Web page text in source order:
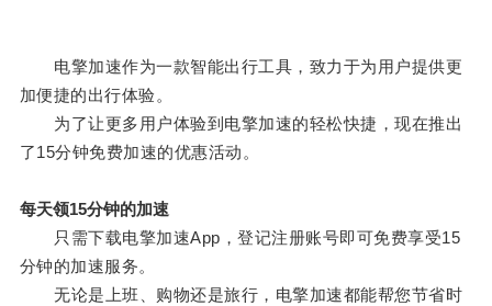
电擎加速作为一款智能出行工具，致力于为用户提供更
加便捷的出行体验。
为了让更多用户体验到电擎加速的轻松快捷，现在推出
了15分钟免费加速的优惠活动。
每天领15分钟的加速
只需下载电擎加速App，登记注册账号即可免费享受15
分钟的加速服务。
无论是上班、购物还是旅行，电擎加速都能帮您节省时